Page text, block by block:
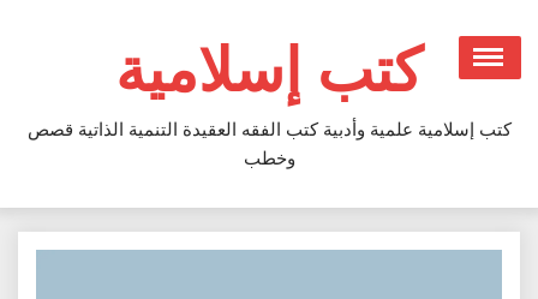
content
كتب إسلامية
كتب إسلامية علمية وأدبية كتب الفقه العقيدة التنمية الذاتية قصص
وخطب